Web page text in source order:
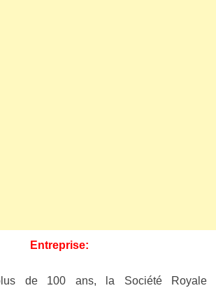
Entreprise:
de 100 ans, la Société Royale